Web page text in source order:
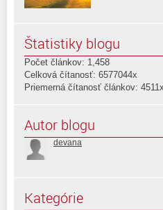
Štatistiky blogu
Počet článkov: 1,458
Celková čítanosť: 6577044x
Priemerná čítanosť článkov: 4511x
Autor blogu
devana
Kategórie